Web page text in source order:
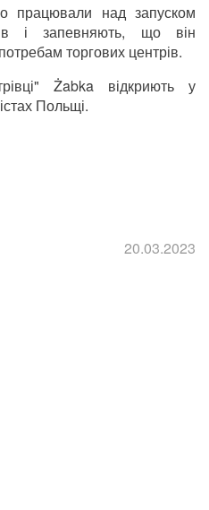
працювали над запуском
і запевняють, що він
торгових центрів.
Żabka відкриють у
Польщі.
20.03.2023